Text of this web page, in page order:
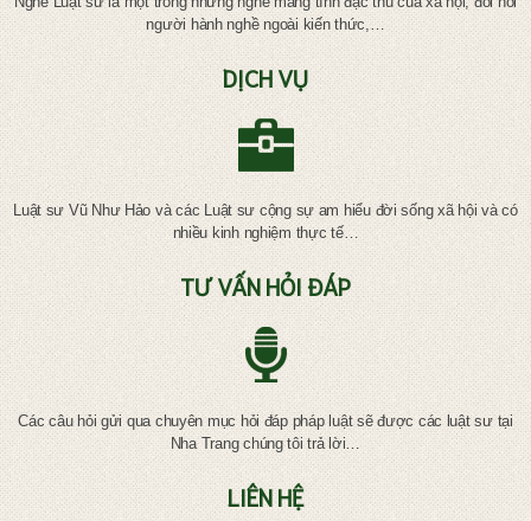
người hành nghề ngoài kiến thức,…
DỊCH VỤ
Luật sư Vũ Như Hảo và các Luật sư cộng sự am hiểu đời sống xã hội và có
nhiều kinh nghiệm thực tế…
TƯ VẤN HỎI ĐÁP
Các câu hỏi gửi qua chuyên mục hỏi đáp pháp luật sẽ được các luật sư tại
Nha Trang chúng tôi trả lời…
LIÊN HỆ